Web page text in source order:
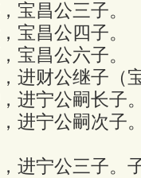
，宝昌公三子。
，宝昌公四子。
，宝昌公六子。
，进财公继子（
，进宁公嗣长子
，进宁公嗣次子
，进宁公三子。